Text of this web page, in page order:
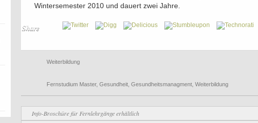
Wintersemester 2010 und dauert zwei Jahre.
Share
Weiterbildung
Fernstudium Master, Gesundheit Gesundheitsmanagment Weiterbildung
Info-Broschüre für Fernlehrgänge erhältlich